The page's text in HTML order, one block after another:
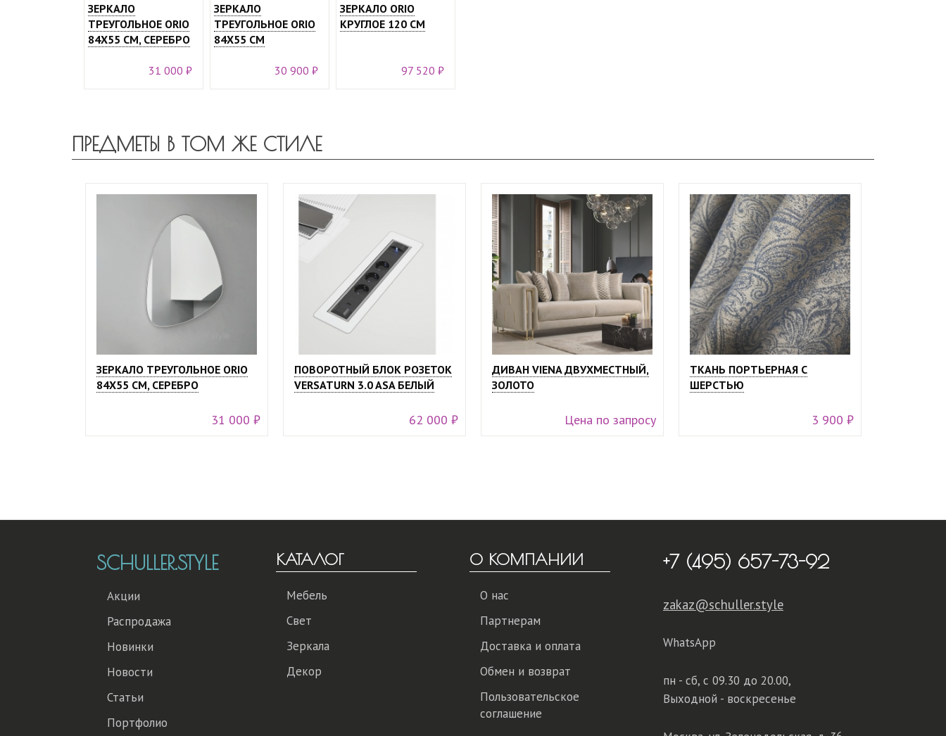
ЗЕРКАЛО
ТРЕУГОЛЬНОЕ ORIO
84Х55 СМ, СЕРЕБРО
31 000 ₽
ЗЕРКАЛО
ТРЕУГОЛЬНОЕ ORIO
84X55 СМ
30 900 ₽
ЗЕРКАЛО ORIO
КРУГЛОЕ 120 СМ
97 520 ₽
ПРЕДМЕТЫ В ТОМ ЖЕ СТИЛЕ
ЗЕРКАЛО ТРЕУГОЛЬНОЕ ORIO
84Х55 СМ, СЕРЕБРО
31 000 ₽
ПОВОРОТНЫЙ БЛОК РОЗЕТОК
VERSATURN 3.0 ASA БЕЛЫЙ
62 000 ₽
ДИВАН VIENA ДВУХМЕСТНЫЙ,
ЗОЛОТО
Цена по запросу
ТКАНЬ ПОРТЬЕРНАЯ С
ШЕРСТЬЮ
3 900 ₽
SCHULLER.STYLE
Акции
Распродажа
Новинки
Новости
Статьи
Портфолио
КАТАЛОГ
Мебель
Свет
Зеркала
Декор
О КОМПАНИИ
О нас
Партнерам
Доставка и оплата
Обмен и возврат
Пользовательское
соглашение
+7 (495) 657-73-92
zakaz@schuller.style
WhatsApp
пн - сб, с 09.30 до 20.00,
Выходной - воскресенье